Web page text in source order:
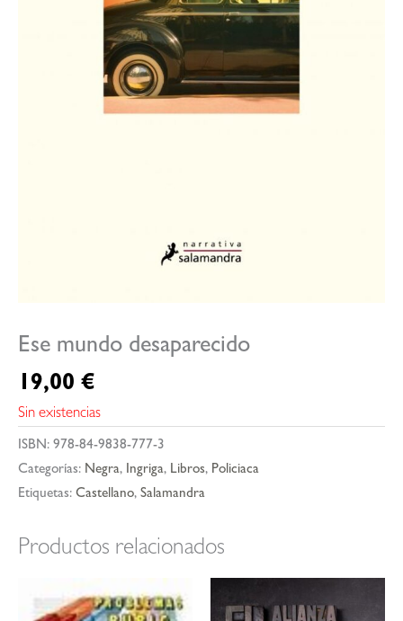
Ese mundo desaparecido
19,00 €
Sin existencias
ISBN: 978-84-9838-777-3
Categorías: Negra, Ingriga, Libros, Policiaca
Etiquetas: Castellano, Salamandra
Productos relacionados